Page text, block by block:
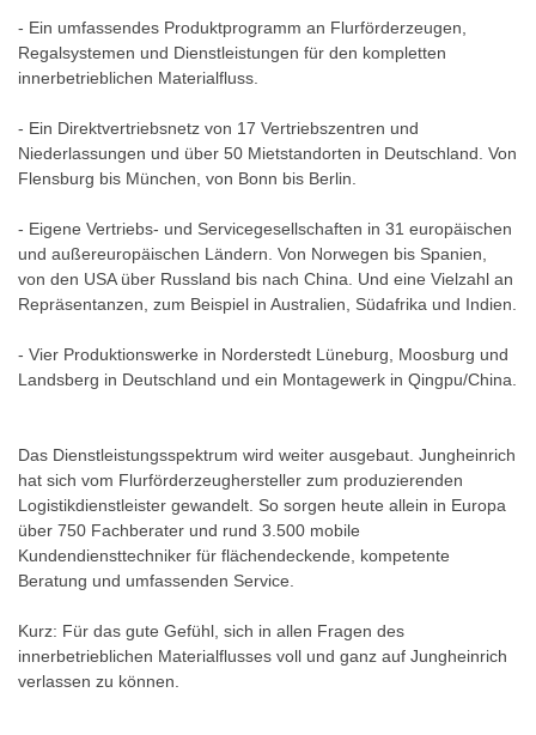
- Ein umfassendes Produktprogramm an Flurförderzeugen,
Regalsystemen und Dienstleistungen für den kompletten
innerbetrieblichen Materialfluss.
- Ein Direktvertriebsnetz von 17 Vertriebszentren und
Niederlassungen und über 50 Mietstandorten in Deutschland. Von
Flensburg bis München, von Bonn bis Berlin.
- Eigene Vertriebs- und Servicegesellschaften in 31 europäischen
und außereuropäischen Ländern. Von Norwegen bis Spanien,
von den USA über Russland bis nach China. Und eine Vielzahl an
Repräsentanzen, zum Beispiel in Australien, Südafrika und Indien.
- Vier Produktionswerke in Norderstedt Lüneburg, Moosburg und
Landsberg in Deutschland und ein Montagewerk in Qingpu/China.
Das Dienstleistungsspektrum wird weiter ausgebaut. Jungheinrich
hat sich vom Flurförderzeughersteller zum produzierenden
Logistikdienstleister gewandelt. So sorgen heute allein in Europa
über 750 Fachberater und rund 3.500 mobile
Kundendiensttechniker für flächendeckende, kompetente
Beratung und umfassenden Service.
Kurz: Für das gute Gefühl, sich in allen Fragen des
innerbetrieblichen Materialflusses voll und ganz auf Jungheinrich
verlassen zu können.